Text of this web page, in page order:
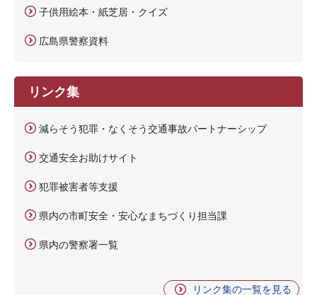
子供用絵本・紙芝居・クイズ
広島県警察資料
リンク集
減らそう犯罪・なくそう交通事故パートナーシップ
交通安全お助けサイト
犯罪被害者等支援
県内の市町安全・安心なまちづくり担当課
県内の警察署一覧
リンク集の一覧を見る